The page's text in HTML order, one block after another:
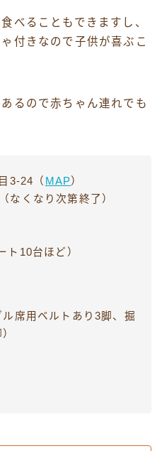
べることもできますし、
付きなので子供が喜ぶこ
るので赤ちゃん連れでも
3-24（ MAP）
なくなり次第終了）
ト10台ほど）
席用ベルトあり3脚、掘